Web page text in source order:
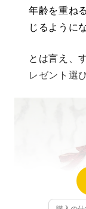
年齢を重ね
じるように
とは言え、
レゼント選